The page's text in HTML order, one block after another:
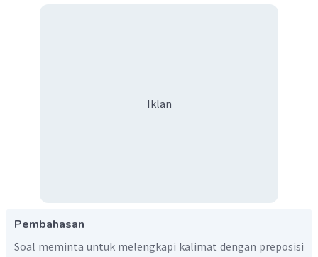
Iklan
Pembahasan
Soal meminta untuk melengkapi kalimat dengan preposisi